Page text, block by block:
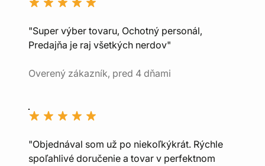
"Super výber tovaru, Ochotný personál,
Predajňa je raj všetkých nerdov"
Overený zákazník, pred 4 dňami
"Objednával som už po niekoľkýkrát. Rýchle
spoľahlivé doručenie a tovar v perfektnom